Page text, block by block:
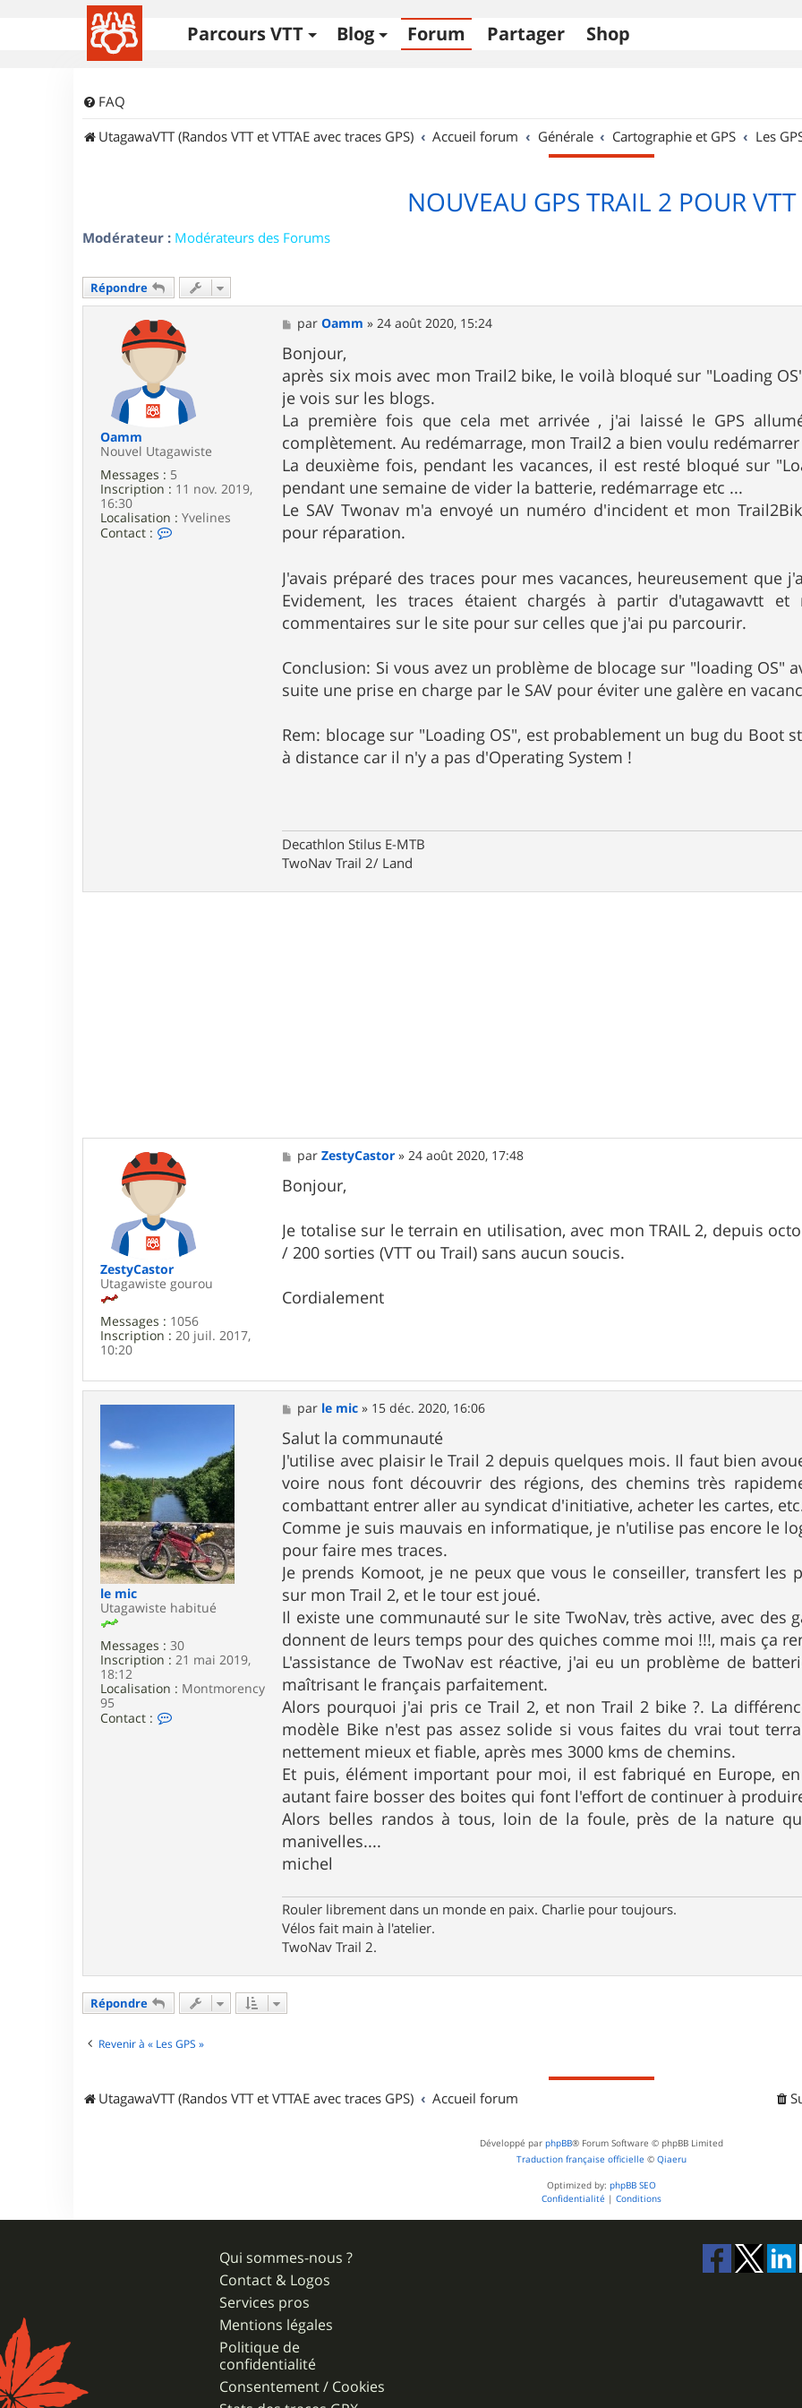
Parcours VTT Blog Forum Partager Shop
FAQ
UtagawaVTT (Randos VTT et VTTAE avec traces GPS)
Accueil forum Générale Cartographie et GPS Les
NOUVEAU GPS TRAIL 2 POUR VTT
Modérateur : Modérateurs des Forums
Répondre
Oamm
Nouvel Utagawiste
Messages : 5
Inscription : 11 nov. 2019,
16:30
Localisation : Yvelines
Contact :
M
e
s
s
a
g
e
parOamm »24 août 2020, 15:24
Bonjour,
après six mois avec mon Trail2 bike, le voilà bloqué sur "Loading
je vois sur les blogs.
La première fois que cela met arrivée , j'ai laissé le GPS
complètement. Au redémarrage, mon Trail2 a bien voulu
La deuxième fois, pendant les vacances, il est resté bloqué sur
pendant une semaine de vider la batterie, redémarrage etc ...
Le SAV Twonav m'a envoyé un numéro d'incident et mon
pour réparation.
J'avais préparé des traces pour mes vacances, heureusement que
Evidement, les traces étaient chargés à partir d'utagawavtt
commentaires sur le site pour sur celles que j'ai pu parcourir.
Conclusion: Si vous avez un problème de blocage sur "loading OS"
suite une prise en charge par le SAV pour éviter une galère en
Rem: blocage sur "Loading OS", est probablement un bug du Boot
à distance car il n'y a pas d'Operating System !
Decathlon Stilus E-MTB
TwoNav Trail 2/ Land
ZestyCastor
Utagawiste gourou
Messages : 1056
Inscription : 20 juil. 2017,
10:20
M
e
s
s
g
e
parZestyCastor » 24 août 2020, 17:48
Bonjour,
Je totalise sur le terrain en utilisation, avec mon TRAIL 2, depuis
/ 200 sorties (VTT ou Trail) sans aucun soucis.
Cordialement
le mic
Utagawiste habitué
Messages : 30
Inscription : 21 mai 2019,
18:12
Localisation : Montmorency
95
Contact :
M
e
s
s
a
g
e
par le mic » 15 déc. 2020, 16:06
Salut la communauté
J'utilise avec plaisir le Trail 2 depuis quelques mois. Il faut bien
voire nous font découvrir des régions, des chemins très
combattant entrer aller au syndicat d'initiative, acheter les cartes,
Comme je suis mauvais en informatique, je n'utilise pas encore le
pour faire mes traces.
Je prends Komoot, je ne peux que vous le conseiller, transfert les
sur mon Trail 2, et le tour est joué.
Il existe une communauté sur le site TwoNav, très active, avec des
donnent de leurs temps pour des quiches comme moi !!!, mais ça
L'assistance de TwoNav est réactive, j'ai eu un problème de
maîtrisant le français parfaitement.
Alors pourquoi j'ai pris ce Trail 2, et non Trail 2 bike ?. La
modèle Bike n'est pas assez solide si vous faites du vrai tout
nettement mieux et fiable, après mes 3000 kms de chemins.
Et puis, élément important pour moi, il est fabriqué en Europe,
autant faire bosser des boites qui font l'effort de continuer à
Alors belles randos à tous, loin de la foule, près de la nature
manivelles....
michel
Rouler librement dans un monde en paix. Charlie pour toujours.
Vélos fait main à l'atelier.
TwoNav Trail 2.
Répondre
Revenir à « Les GPS »
UtagawaVTT (Randos VTT et VTTAE avec traces GPS) Accueil forum
Développé par phpBB® Forum Software © phpBB Limited
Traduction française officielle © Qiaeru
Optimized by: phpBB SEO
Confidentialité | Conditions
Qui sommes-nous ?
Contact & Logos
Services pros
Mentions légales
Politique de
confidentialité
Consentement / Cookies